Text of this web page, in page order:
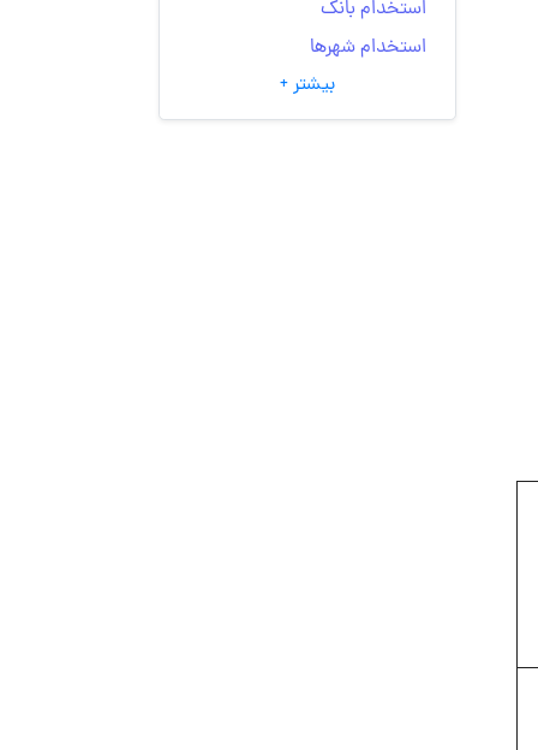
استخدام بانک
استخدام شهرها
انتخاب مسیر شغلی
به‌روزرسانی‌های سایت
بیشتر +